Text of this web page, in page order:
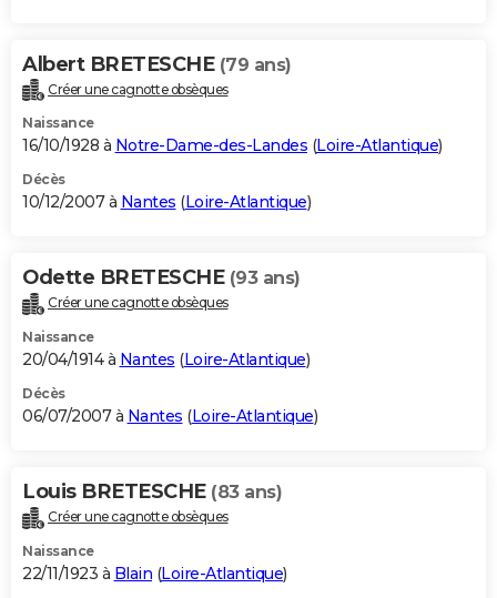
Albert BRETESCHE (79 ans)
Créer une cagnotte obsèques
Naissance
16/10/1928 à Notre-Dame-des-Landes (Loire-Atlantique)
Décès
10/12/2007 à Nantes (Loire-Atlantique)
Odette BRETESCHE (93 ans)
Créer une cagnotte obsèques
Naissance
20/04/1914 à Nantes (Loire-Atlantique)
Décès
06/07/2007 à Nantes (Loire-Atlantique)
Louis BRETESCHE (83 ans)
Créer une cagnotte obsèques
Naissance
22/11/1923 à Blain (Loire-Atlantique)